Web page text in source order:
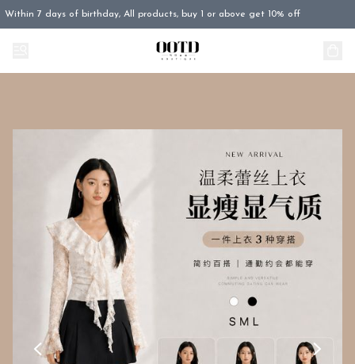
Within 7 days of birthday, All products, buy 1 or above get 10% off